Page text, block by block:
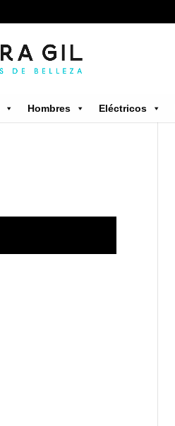
Hombres Eléctricos